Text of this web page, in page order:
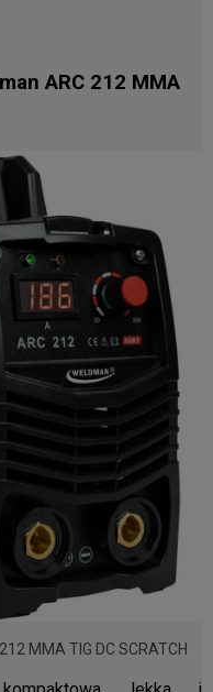
ARC 212 MMA
MMA TIG DC SCRATCH